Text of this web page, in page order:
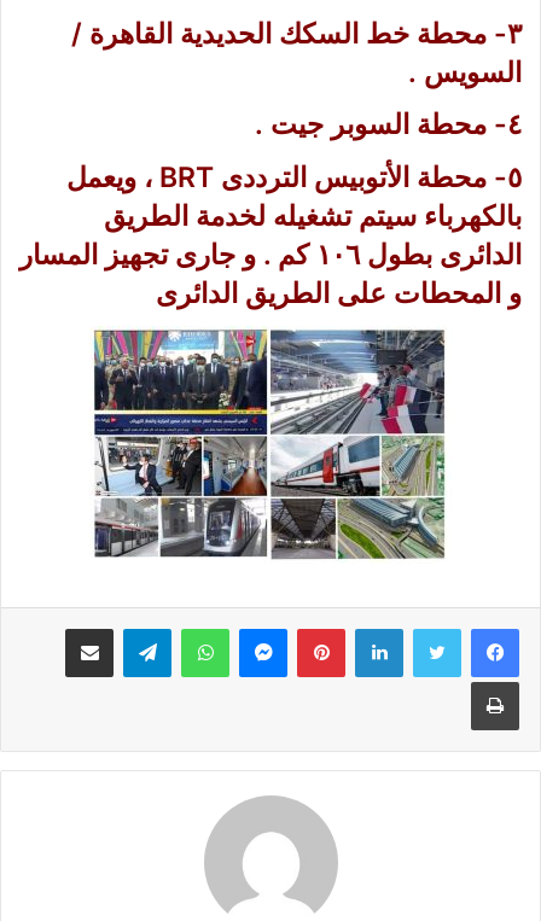
٣- محطة خط السكك الحديدية القاهرة /
السويس .
٤- محطة السوبر جيت .
٥- محطة الأتوبيس الترددى BRT ، ويعمل
بالكهرباء سيتم تشغيله لخدمة الطريق
الدائرى بطول ١٠٦ كم . و جارى تجهيز المسار
و المحطات على الطريق الدائرى
لينكدإن بينتيريستماسنجر واتساب تيلقرام مشاركة عبر البريد
طباعة